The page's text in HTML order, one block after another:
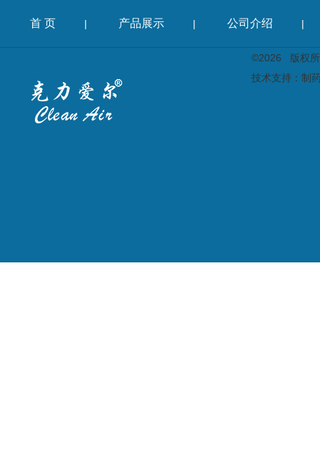
首 页 | 产品展示 | 公司介绍 |
©2026 版权所
技术支持： 制